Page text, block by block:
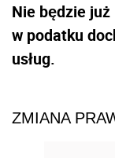
Nie będzie
w podatku
usług.
ZMIANA